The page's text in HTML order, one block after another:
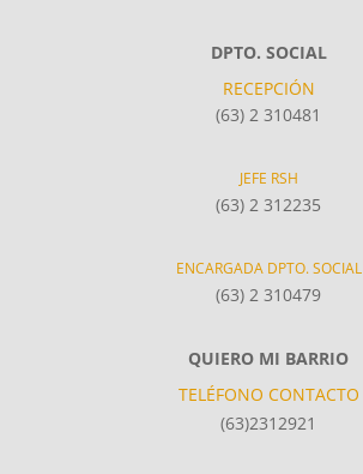
DPTO. SOCIAL
RECEPCIÓN
(63) 2 310481
JEFE RSH
(63) 2 312235
ENCARGADA DPTO. SOCIAL
(63) 2 310479
QUIERO MI BARRIO
TELÉFONO CONTACTO
(63)2312921